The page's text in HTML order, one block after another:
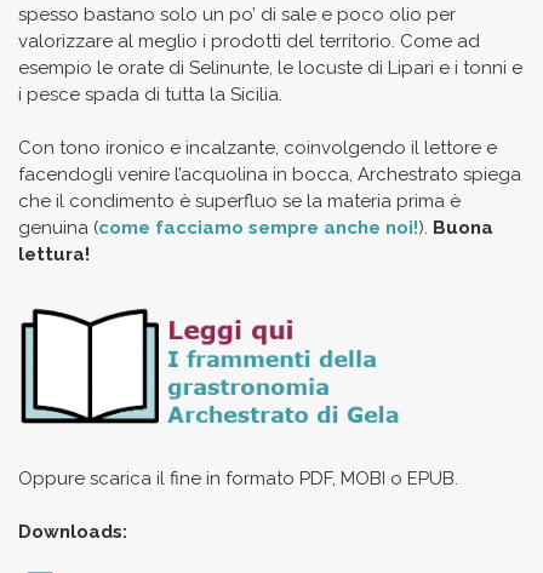
spesso bastano solo un po’ di sale e poco olio per
valorizzare al meglio i prodotti del territorio. Come ad
esempio le orate di Selinunte, le locuste di Lipari e i tonni e
i pesce spada di tutta la Sicilia.
Con tono ironico e incalzante, coinvolgendo il lettore e
facendogli venire l’acquolina in bocca, Archestrato spiega
che il condimento è superfluo se la materia prima è
genuina (come facciamo sempre anche noi!). Buona
lettura!
Oppure scarica il fine in formato PDF, MOBI o EPUB.
Downloads: